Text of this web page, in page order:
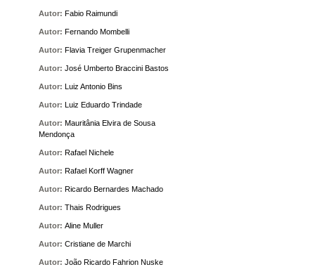
Autor: Fabio Raimundi
Autor: Fernando Mombelli
Autor: Flavia Treiger Grupenmacher
Autor: José Umberto Braccini Bastos
Autor: Luiz Antonio Bins
Autor: Luiz Eduardo Trindade
Autor: Mauritânia Elvira de Sousa
Mendonça
Autor: Rafael Nichele
Autor: Rafael Korff Wagner
Autor: Ricardo Bernardes Machado
Autor: Thais Rodrigues
Autor: Aline Muller
Autor: Cristiane de Marchi
Autor: João Ricardo Fahrion Nuske